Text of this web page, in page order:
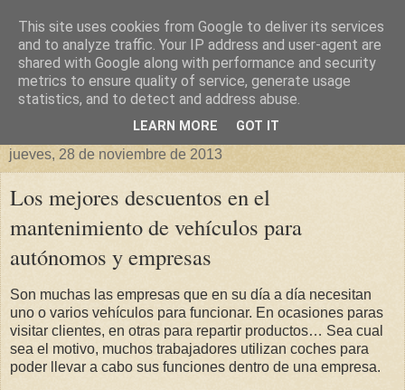
Blog sobre Negocios,
Tecnología y curiosidades
jueves, 28 de noviembre de 2013
Los mejores descuentos en el
mantenimiento de vehículos para
autónomos y empresas
Son muchas las empresas que en su día a día necesitan
uno o varios vehículos para funcionar. En ocasiones paras
visitar clientes, en otras para repartir productos… Sea cual
sea el motivo, muchos trabajadores utilizan coches para
poder llevar a cabo sus funciones dentro de una empresa.
This site uses cookies from Google to deliver its services
and to analyze traffic. Your IP address and user-agent are
shared with Google along with performance and security
metrics to ensure quality of service, generate usage
statistics, and to detect and address abuse.
LEARN MORE GOT IT